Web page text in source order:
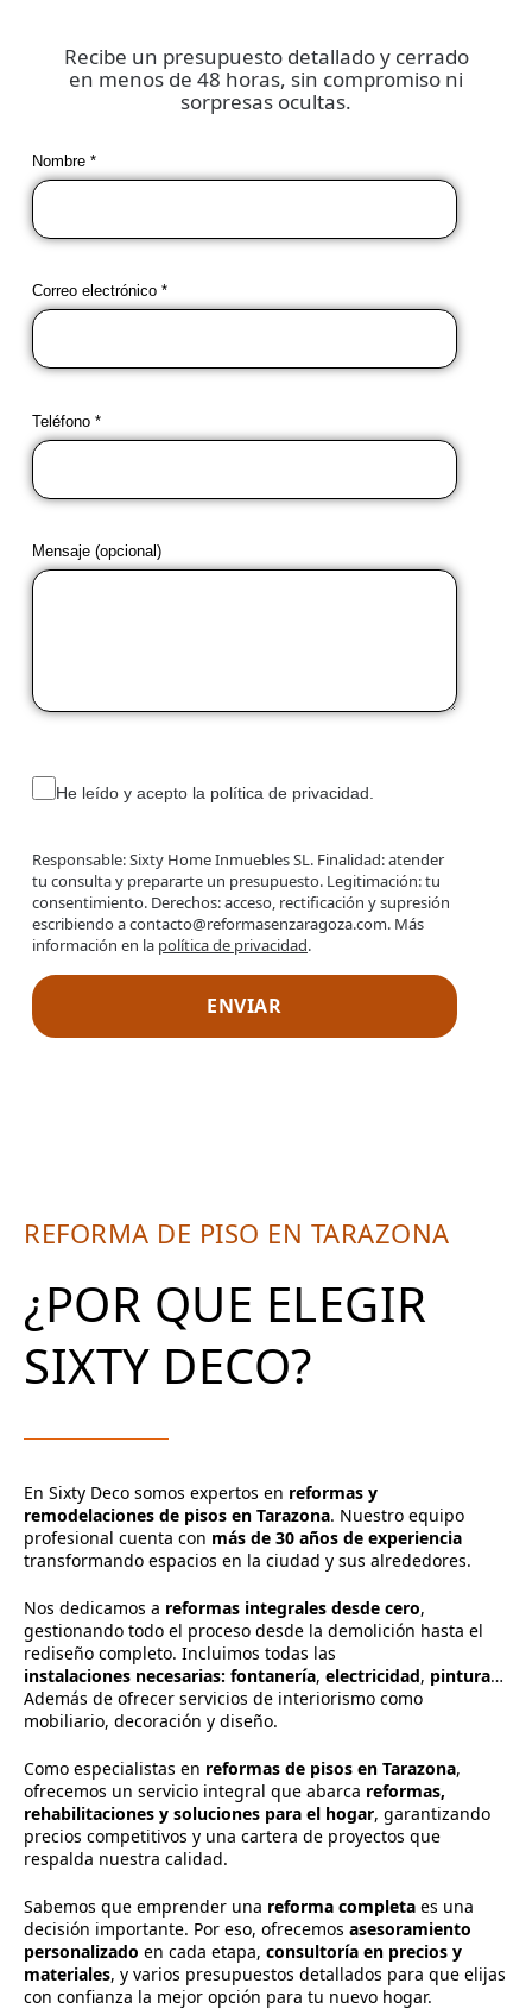
Recibe un presupuesto detallado y cerrado
en menos de 48 horas, sin compromiso ni
sorpresas ocultas.
Nombre *
Correo electrónico *
Teléfono *
Mensaje (opcional)
He leído y acepto la política de privacidad.
Responsable: Sixty Home Inmuebles SL. Finalidad: atender
tu consulta y prepararte un presupuesto. Legitimación: tu
consentimiento. Derechos: acceso, rectificación y supresión
escribiendo a contacto@reformasenzaragoza.com. Más
información en la política de privacidad.
REFORMA DE PISO EN TARAZONA
¿POR QUE ELEGIR
SIXTY DECO?
En Sixty Deco somos expertos en reformas y
remodelaciones de pisos en Tarazona. Nuestro equipo
profesional cuenta con más de 30 años de experiencia
transformando espacios en la ciudad y sus alrededores.
Nos dedicamos a reformas integrales desde cero,
gestionando todo el proceso desde la demolición hasta el
rediseño completo. Incluimos todas las
instalaciones necesarias: fontanería, electricidad, pintura…
Además de ofrecer servicios de interiorismo como
mobiliario, decoración y diseño.
Como especialistas en reformas de pisos en Tarazona,
ofrecemos un servicio integral que abarca reformas,
rehabilitaciones y soluciones para el hogar, garantizando
precios competitivos y una cartera de proyectos que
respalda nuestra calidad.
Sabemos que emprender una reforma completa es una
decisión importante. Por eso, ofrecemos asesoramiento
personalizado en cada etapa, consultoría en precios y
materiales, y varios presupuestos detallados para que elijas
con confianza la mejor opción para tu nuevo hogar.